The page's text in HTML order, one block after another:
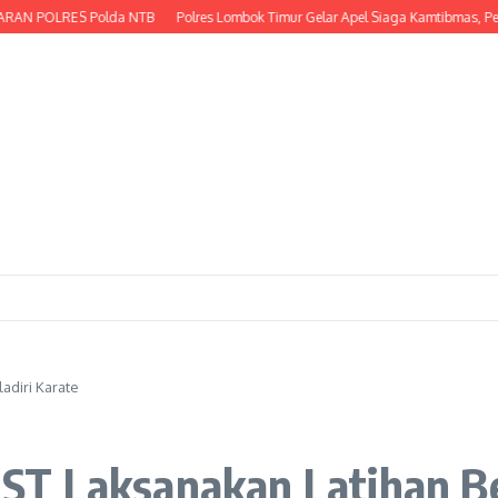
Polda NTB Polres Lombok Timur Gelar Apel Siaga Kamtibmas, Perkuat
Karate
Laksanakan Latihan